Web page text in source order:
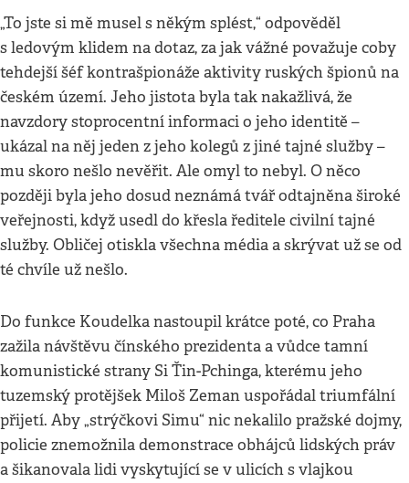
„To jste si mě musel s někým splést,“ odpověděl
s ledovým klidem na dotaz, za jak vážné považuje coby
tehdejší šéf kontrašpionáže aktivity ruských špionů na
českém území. Jeho jistota byla tak nakažlivá, že
navzdory stoprocentní informaci o jeho identitě –
ukázal na něj jeden z jeho kolegů z jiné tajné služby –
mu skoro nešlo nevěřit. Ale omyl to nebyl. O něco
později byla jeho dosud neznámá tvář odtajněna široké
veřejnosti, když usedl do křesla ředitele civilní tajné
služby. Obličej otiskla všechna média a skrývat už se od
té chvíle už nešlo.
Do funkce Koudelka nastoupil krátce poté, co Praha
zažila návštěvu čínského prezidenta a vůdce tamní
komunistické strany Si Ťin-Pchinga, kterému jeho
tuzemský protějšek Miloš Zeman uspořádal triumfální
přijetí. Aby „strýčkovi Simu“ nic nekalilo pražské dojmy,
policie znemožnila demonstrace obhájců lidských práv
a šikanovala lidi vyskytující se v ulicích s vlajkou